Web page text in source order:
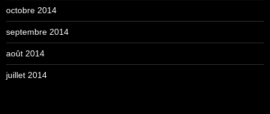
octobre 2014
septembre 2014
août 2014
juillet 2014